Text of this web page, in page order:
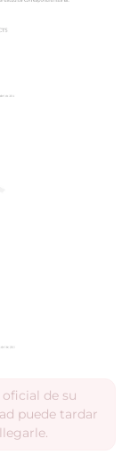
de su
puede tardar